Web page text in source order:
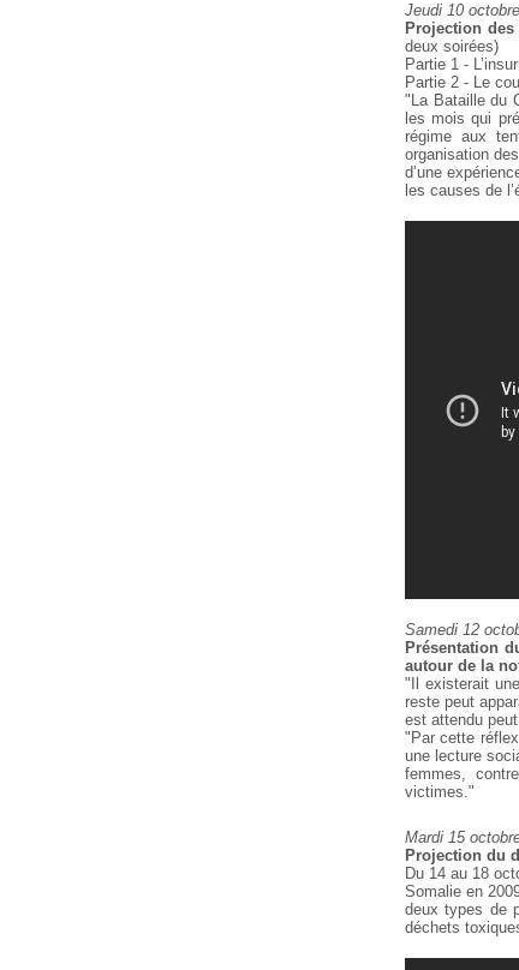
Jeudi 10
Projection
deux soirées)
Partie 1 -
Partie 2 - Le
"La Bataille du
les mois qui
régime aux
organisation
d’une
les causes de
Samedi 12
Présentation
autour de la
"Il existerait
reste peut
est attendu
"Par cette
une lecture
femmes,
victimes."
Mardi 15
Projection du
Du 14 au 18
Somalie en
deux types de
déchets